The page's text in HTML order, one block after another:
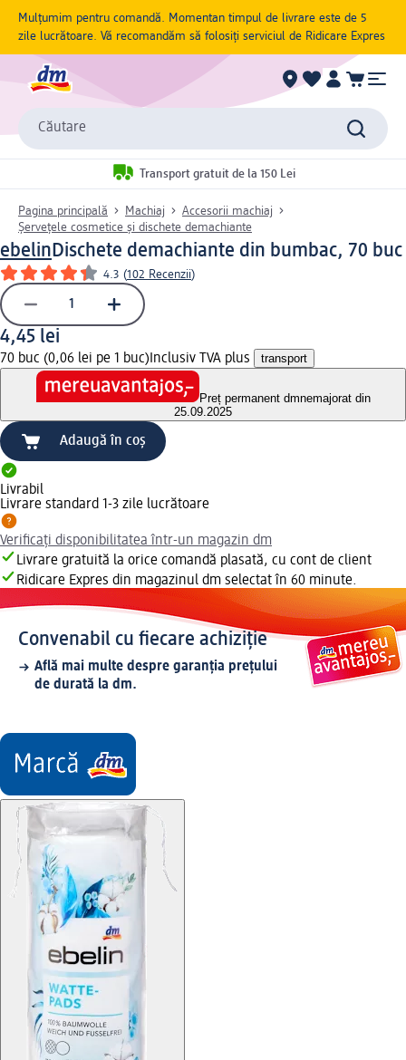
Mulțumim pentru comandă. Momentan timpul de livrare este de 5
zile lucrătoare. Vă recomandăm să folosiți serviciul de Ridicare Expres
Căutare
Transport gratuit de la 150 Lei
Pagina principală Machiaj
Accesorii machiaj
Șervețele cosmetice și dischete demachiante
ebelinDischete demachiante din bumbac, 70 buc
4.3 (102 Recenzii)
4,45 lei
70 buc (0,06 lei pe 1 buc) Inclusiv TVA plus transport
Preț permanent dmnemajorat din
25.09.2025
Adaugă în coș
Livrabil
Livrare standard 1-3 zile lucrătoare
Verificați disponibilitatea într-un magazin dm
Livrare gratuită la orice comandă plasată, cu cont de client
Ridicare Expres din magazinul dm selectat în 60 minute.
Convenabil cu fiecare achiziție
Află mai multe despre garanția prețului
de durată la dm.